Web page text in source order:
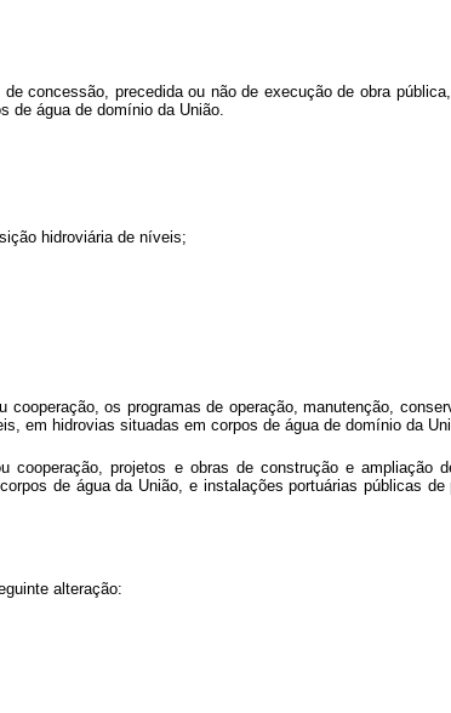
concessão, precedida ou não de execução de obra
de água de domínio da União.
hidroviária de níveis;
os programas de operação, manutenção,
em hidrovias situadas em corpos de água de domínio da
cooperação, projetos e obras de construção e ampliação
de água da União, e instalações portuárias públicas
alteração: